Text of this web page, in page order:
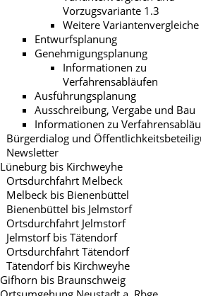
Vorzugsvariante 1.3
Weitere Variantenvergleiche
Entwurfsplanung
Genehmigungsplanung
Informationen zu
Verfahrensabläufen
Ausführungsplanung
Ausschreibung, Vergabe und Bau
Informationen zu
Bürgerdialog und
Newsletter
bis Kirchweyhe
Ortsdurchfahrt Melbeck
Melbeck bis Bienenbüttel
Bienenbüttel bis Jelmstorf
Ortsdurchfahrt Jelmstorf
Jelmstorf bis Tätendorf
Ortsdurchfahrt Tätendorf
Tätendorf bis Kirchweyhe
bis Braunschweig